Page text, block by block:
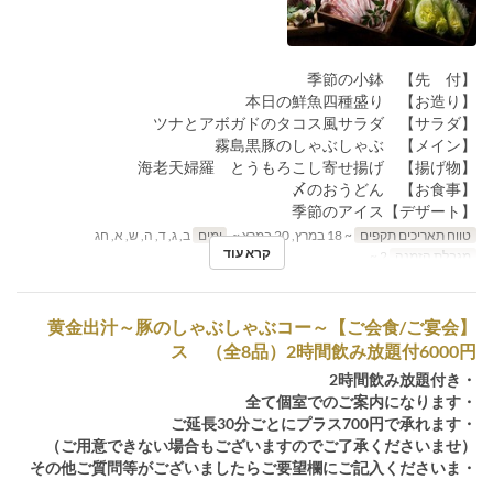
【先 付】 季節の小鉢
【お造り】 本日の鮮魚四種盛り
【サラダ】 ツナとアボガドのタコス風サラダ
【メイン】 霧島黒豚のしゃぶしゃぶ
【揚げ物】 海老天婦羅 とうもろこし寄せ揚げ
【お食事】 〆のおうどん
【デザート】季節のアイス
טווח תאריכים תקפים ~ 18 במרץ, 20 במרץ ~ ימים ב, ג, ד, ה, ש, א, חג
מגבלת הזמנה
קרא עוד
【ご会食/ご宴会】～黄金出汁～豚のしゃぶしゃぶコー
ス （全8品）2時間飲み放題付6000円
・2時間飲み放題付き
・全て個室でのご案内になります
・ご延長30分ごとにプラス700円で承れます
（ご用意できない場合もございますのでご了承くださいませ）
・その他ご質問等がございましたらご要望欄にご記入くださいま